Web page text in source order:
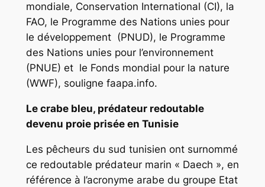
mondiale, Conservation International (CI), la
FAO, le Programme des Nations unies pour
le développement (PNUD), le Programme
des Nations unies pour l’environnement
(PNUE) et le Fonds mondial pour la nature
(WWF), souligne faapa.info.
Le crabe bleu, prédateur redoutable
devenu proie prisée en Tunisie
Les pêcheurs du sud tunisien ont surnommé
ce redoutable prédateur marin « Daech », en
référence à l’acronyme arabe du groupe Etat